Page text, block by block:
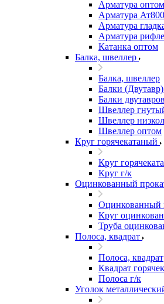
Арматура оптом
Арматура Ат800
Арматура
Арматура
Катанка оптом
Балка, швеллер
Балка, швеллер
Балки
Балки
Швеллер
Швеллер
Швеллер оптом
Круг горячекатаный
Круг
Круг г/к
Оцинкованный
Оцинкованный
Круг
Труба
Полоса, квадрат
Полоса, квадрат
Квадрат
Полоса г/к
Уголок